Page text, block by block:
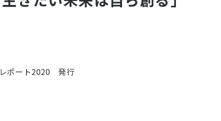
ポート2020 発行